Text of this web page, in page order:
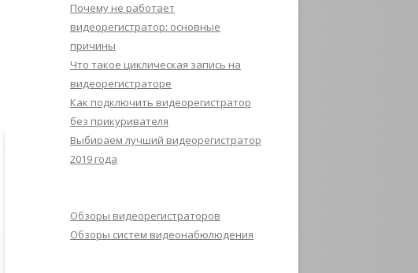
Почему не работает
видеорегистратор: основные
причины
Что такое циклическая запись на
видеорегистраторе
Как подключить видеорегистратор
без прикуривателя
Выбираем лучший видеорегистратор
2019 года
Обзоры видеорегистраторов
Обзоры систем видеонабюлюдения